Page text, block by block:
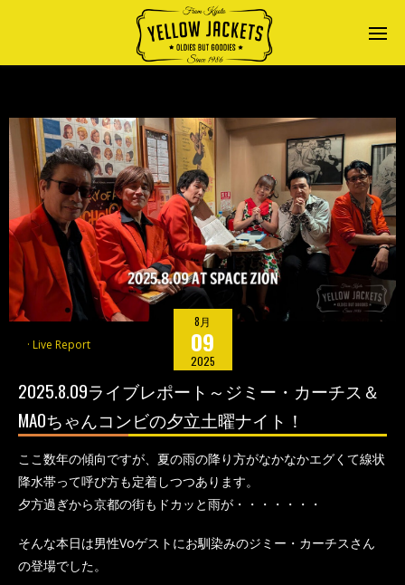
8月
09
2025
Live Report
2025.8.09ライブレポート～ジミー・カーチス＆
MAOちゃんコンビの夕立土曜ナイト！
ここ数年の傾向ですが、夏の雨の降り方がなかなかエグくて線状
降水帯って呼び方も定着しつつあります。
夕方過ぎから京都の街もドカッと雨が・・・・・・・
そんな本日は男性Voゲストにお馴染みのジミー・カーチスさん
の登場でした。